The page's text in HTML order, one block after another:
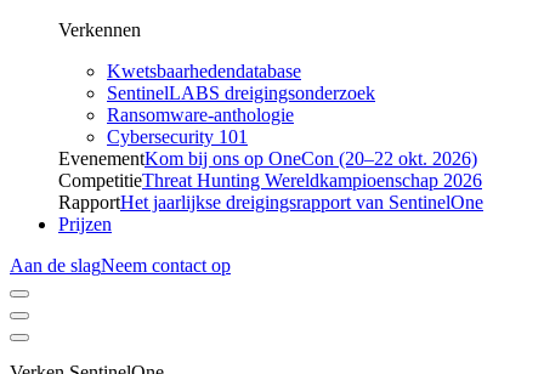
Verkennen
Kwetsbaarhedendatabase
SentinelLABS dreigingsonderzoek
Ransomware-anthologie
Cybersecurity 101
EvenementKom bij ons op OneCon (20–22 okt. 2026)
CompetitieThreat Hunting Wereldkampioenschap 2026
RapportHet jaarlijkse dreigingsrapport van SentinelOne
Prijzen
Aan de slagNeem contact op